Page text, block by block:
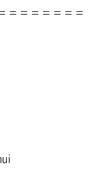
＝＝＝＝＝＝＝